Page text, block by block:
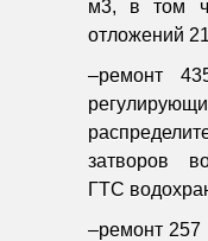
м3, в том
отложений
–ремонт
затворов
ГТС
–ремонт 257